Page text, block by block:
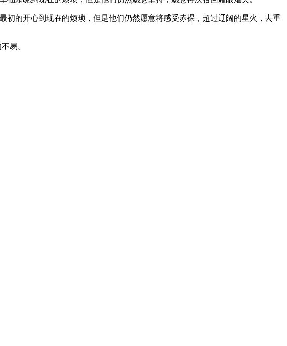
初的开心到现在的烦琐，但是他们仍然愿意将感受赤裸，超过辽阔的星火，去重
易。